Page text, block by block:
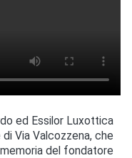
ed Essilor Luxottica
di Via Valcozzena, che
del fondatore